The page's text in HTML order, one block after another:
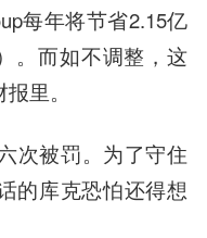
每年将节省2.15亿
。而如不调整，这
里。
次被罚。为了守住
的库克恐怕还得想